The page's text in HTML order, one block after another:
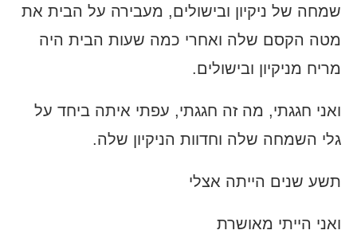
שמחה של ניקיון ובישולים, מעבירה על הבית את
מטה הקסם שלה ואחרי כמה שעות הבית היה
מריח מניקיון ובישולים.
ואני חגגתי, מה זה חגגתי, עפתי איתה ביחד על
גלי השמחה שלה וחדוות הניקיון שלה.
תשע שנים הייתה אצלי
ואני הייתי מאושרת